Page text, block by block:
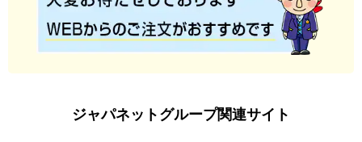
ジャパネットグループ関連サイト